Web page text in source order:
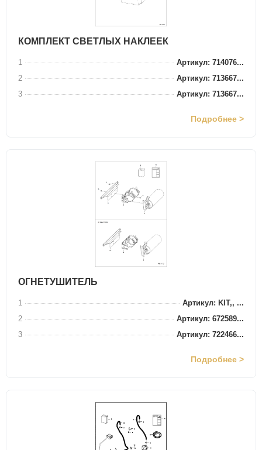
КОМПЛЕКТ СВЕТЛЫХ НАКЛЕЕК
1
Артикул: 714076...
2
Артикул: 713667...
3
Артикул: 713667...
Подробнее >
ОГНЕТУШИТЕЛЬ
1
Артикул: KIT,, ...
2
Артикул: 672589...
3
Артикул: 722466...
Подробнее >